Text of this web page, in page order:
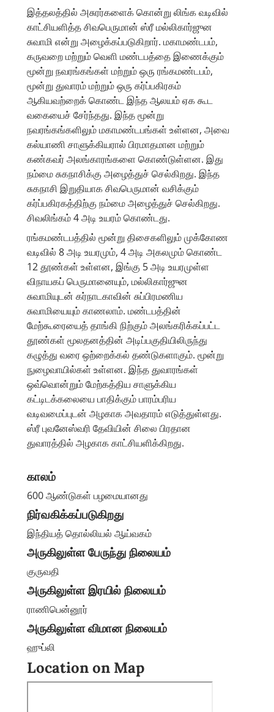
இத்தலத்தில் அசுரர்களைக் கொன்று லிங்க வடிவில்
காட்சியளித்த சிவபெருமான் ஸ்ரீ மல்லிகார்ஜுன
சுவாமி என்று அழைக்கப்படுகிறார். மகாமண்டபம்,
கருவறை மற்றும் வெளி மண்டபத்தை இணைக்கும்
மூன்று நவரங்கங்கள் மற்றும் ஒரு ரங்கமண்டபம்,
மூன்று துவாரம் மற்றும் ஒரு கர்ப்பகிரகம்
ஆகியவற்றைக் கொண்ட இந்த ஆலயம் ஏக கூட
வகையைச் சேர்ந்தது. இந்த மூன்று
நவரங்கங்களிலும் மகாமண்டபங்கள் உள்ளன, அவை
கல்யாணி சாளுக்கியரால் பிரமாதமான மற்றும்
கண்கவர் அலங்காரங்களை கொண்டுள்ளன. இது
நம்மை சுகநாசிக்கு அழைத்துச் செல்கிறது. இந்த
சுகநாசி இறுதியாக சிவபெருமான் வசிக்கும்
கர்ப்பகிரகத்திற்கு நம்மை அழைத்துச் செல்கிறது.
சிவலிங்கம் 4 அடி உயரம் கொண்டது.
ரங்கமண்டபத்தில் மூன்று திசைகளிலும் முக்கோண
வடிவில் 8 அடி உயரமும், 4 அடி அகலமும் கொண்ட
12 தூண்கள் உள்ளன, இங்கு 5 அடி உயரமுள்ள
விநாயகப் பெருமானையும், மல்லிகார்ஜுன
சுவாமியுடன் கர்நாடகாவின் சுப்பிரமணிய
சுவாமியையும் காணலாம். மண்டபத்தின்
மேற்கூரையைத் தாங்கி நிற்கும் அலங்கரிக்கப்பட்ட
தூண்கள் மூலதனத்தின் அடிப்பகுதியிலிருந்து
கழுத்து வரை ஒற்றைக்கல் தண்டுகளாகும். மூன்று
நுழைவாயில்கள் உள்ளன. இந்த துவாரங்கள்
ஒவ்வொன்றும் மேற்கத்திய சாளுக்கிய
கட்டிடக்கலையை பாதிக்கும் பாரம்பரிய
வடிவமைப்புடன் அழகாக அவதாரம் எடுத்துள்ளது.
ஸ்ரீ புவனேஸ்வரி தேவியின் சிலை பிரதான
துவாரத்தில் அழகாக காட்சியளிக்கிறது.
காலம்
600 ஆண்டுகள் பழமையானது
நிர்வகிக்கப்படுகிறது
இந்தியத் தொல்லியல் ஆய்வகம்
அருகிலுள்ள பேருந்து நிலையம்
குருவதி
அருகிலுள்ள இரயில் நிலையம்
ராணிபென்னூர்
அருகிலுள்ள விமான நிலையம்
ஹுப்லி
Location on Map